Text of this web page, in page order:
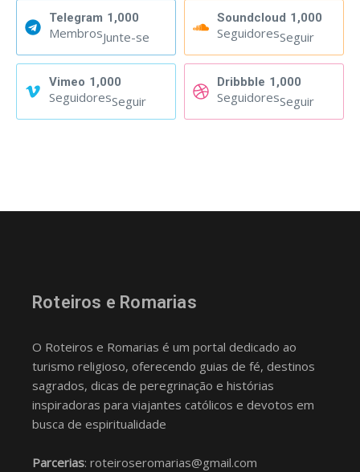
Telegram 1,000
MembrosJunte-se
Soundcloud 1,000
SeguidoresSeguir
Vimeo 1,000
SeguidoresSeguir
Dribbble 1,000
SeguidoresSeguir
Roteiros e Romarias
O Roteiros e Romarias é um portal dedicado ao
turismo religioso, oferecendo guias de fé, destinos
sagrados, dicas de peregrinação e histórias
inspiradoras para viajantes católicos e devotos em
busca de espiritualidade
Parcerias: roteiroseromarias@gmail.com